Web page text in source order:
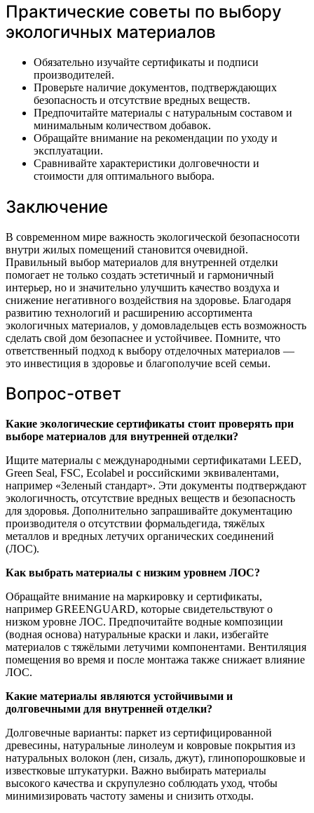
Практические советы по выбору
экологичных материалов
Обязательно изучайте сертификаты и подписи
производителей.
Проверьте наличие документов, подтверждающих
безопасность и отсутствие вредных веществ.
Предпочитайте материалы с натуральным составом и
минимальным количеством добавок.
Обращайте внимание на рекомендации по уходу и
эксплуатации.
Сравнивайте характеристики долговечности и
стоимости для оптимального выбора.
Заключение
В современном мире важность экологической безопасносоти
внутри жилых помещений становится очевидной.
Правильный выбор материалов для внутренней отделки
помогает не только создать эстетичный и гармоничный
интерьер, но и значительно улучшить качество воздуха и
снижение негативного воздействия на здоровье. Благодаря
развитию технологий и расширению ассортимента
экологичных материалов, у домовладельцев есть возможность
сделать свой дом безопаснее и устойчивее. Помните, что
ответственный подход к выбору отделочных материалов —
это инвестиция в здоровье и благополучие всей семьи.
Вопрос-ответ
Какие экологические сертификаты стоит проверять при
выборе материалов для внутренней отделки?
Ищите материалы с международными сертификатами LEED,
Green Seal, FSC, Ecolabel и российскими эквивалентами,
например «Зеленый стандарт». Эти документы подтверждают
экологичность, отсутствие вредных веществ и безопасность
для здоровья. Дополнительно запрашивайте документацию
производителя о отсутствии формальдегида, тяжёлых
металлов и вредных летучих органических соединений
(ЛОС).
Как выбрать материалы с низким уровнем ЛОС?
Обращайте внимание на маркировку и сертификаты,
например GREENGUARD, которые свидетельствуют о
низком уровне ЛОС. Предпочитайте водные композиции
(водная основа) натуральные краски и лаки, избегайте
материалов с тяжёлыми летучими компонентами. Вентиляция
помещения во время и после монтажа также снижает влияние
ЛОС.
Какие материалы являются устойчивыми и
долговечными для внутренней отделки?
Долговечные варианты: паркет из сертифицированной
древесины, натуральные линолеум и ковровые покрытия из
натуральных волокон (лен, сизаль, джут), глинопорошковые и
известковые штукатурки. Важно выбирать материалы
высокого качества и скрупулезно соблюдать уход, чтобы
минимизировать частоту замены и снизить отходы.